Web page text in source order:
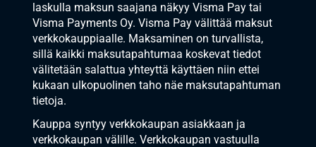
laskulla maksun saajana näkyy Visma Pay tai
Visma Payments Oy. Visma Pay välittää maksut
verkkokauppiaalle. Maksaminen on turvallista,
sillä kaikki maksutapahtumaa koskevat tiedot
välitetään salattua yhteyttä käyttäen niin ettei
kukaan ulkopuolinen taho näe maksutapahtuman
tietoja.
Kauppa syntyy verkkokaupan asiakkaan ja
verkkokaupan välille. Verkkokaupan vastuulla